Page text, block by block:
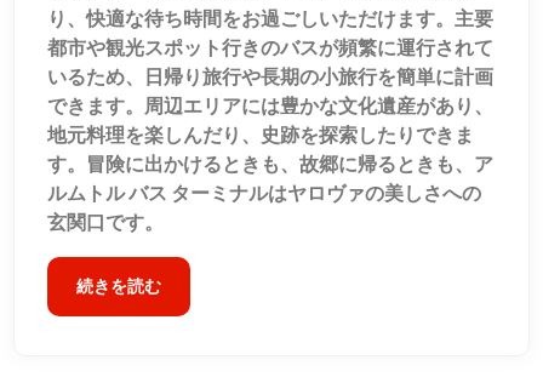
り、快適な待ち時間をお過ごしいただけます。主要
都市や観光スポット行きのバスが頻繁に運行されて
いるため、日帰り旅行や長期の小旅行を簡単に計画
できます。周辺エリアには豊かな文化遺産があり、
地元料理を楽しんだり、史跡を探索したりできま
す。冒険に出かけるときも、故郷に帰るときも、ア
ルムトル バス ターミナルはヤロヴァの美しさへの
玄関口です。
続きを読む